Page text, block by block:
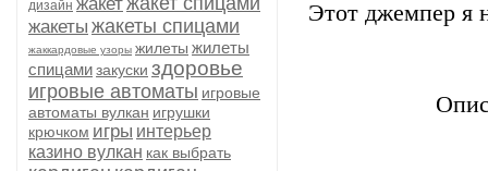
дизайн
жакеты жакеты спицами
жаккардовые узоры жилеты жилеты
спицамизакуски здоровье
игровые автоматы игровые
автоматы вулкан игрушки
крючком игры интерьер
казино вулкан как выбрать
Этот джемпер я